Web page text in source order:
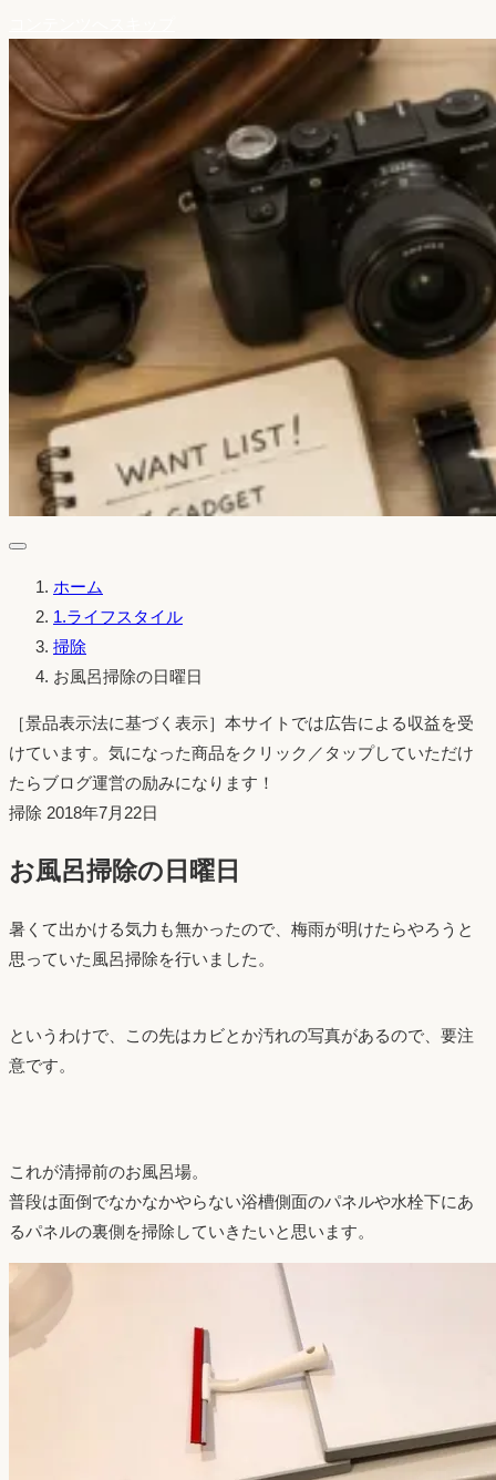
ホーム
1.ライフスタイル
掃除
お風呂掃除の日曜日
［景品表示法に基づく表示］本サイトでは広告による収益を受
けています。気になった商品をクリック／タップしていただけ
たらブログ運営の励みになります！
掃除 投
日：
2018年7月22日
お風呂掃除の日曜日
暑くて出かける気力も無かったので、梅雨が明けたらやろうと
思っていた風呂掃除を行いました。
というわけで、この先はカビとか汚れの写真があるので、要注
意です。
これが清掃前のお風呂場。
普段は面倒でなかなかやらない浴槽側面のパネルや水栓下にあ
るパネルの裏側を掃除していきたいと思います。